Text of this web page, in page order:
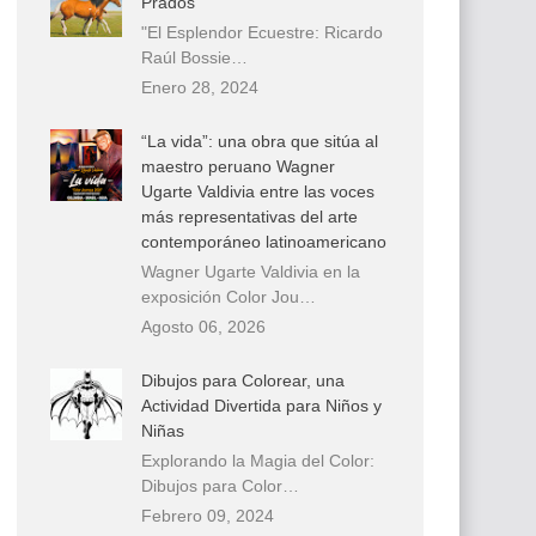
"El Esplendor Ecuestre: Ricardo
Raúl Bossie…
Enero 28, 2024
“La vida”: una obra que sitúa al
maestro peruano Wagner
Ugarte Valdivia entre las voces
más representativas del arte
contemporáneo latinoamericano
Wagner Ugarte Valdivia en la
exposición Color Jou…
Agosto 06, 2026
Dibujos para Colorear, una
Actividad Divertida para Niños y
Niñas
Explorando la Magia del Color:
Dibujos para Color…
Febrero 09, 2024